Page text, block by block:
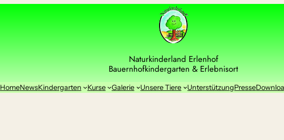
Naturkinderland Erlenhof
Bauernhofkindergarten & Erlebnisort
HomeNewsKindergarten Kurse Galerie Unsere Tiere UnterstützungPresse